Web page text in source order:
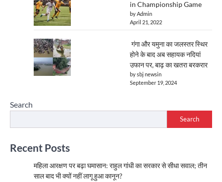
in Championship Game
by Admin
April 21, 2022
गंगा और यमुना का जलस्तर स्थिर
होने के बाद अब सहायक नदियां
उफान पर, बाढ़ का खतरा बरकरार
by sbj newsin
September 19, 2024
Search
Search
Recent Posts
महिला आरक्षण पर बढ़ा घमासान: राहुल गांधी का सरकार से सीधा सवाल; तीन
साल बाद भी क्यों नहीं लागू हुआ कानून?